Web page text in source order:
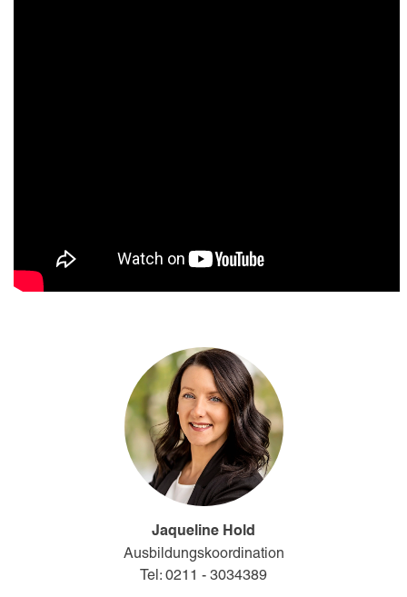
Jaqueline Hold
Ausbildungskoordination
Tel: 0211 - 3034389